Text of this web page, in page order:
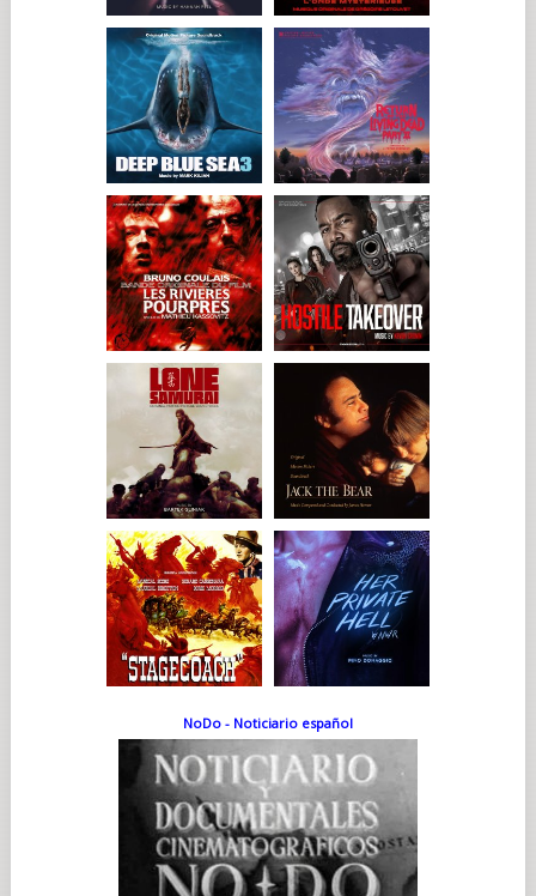
NoDo - Noticiario español